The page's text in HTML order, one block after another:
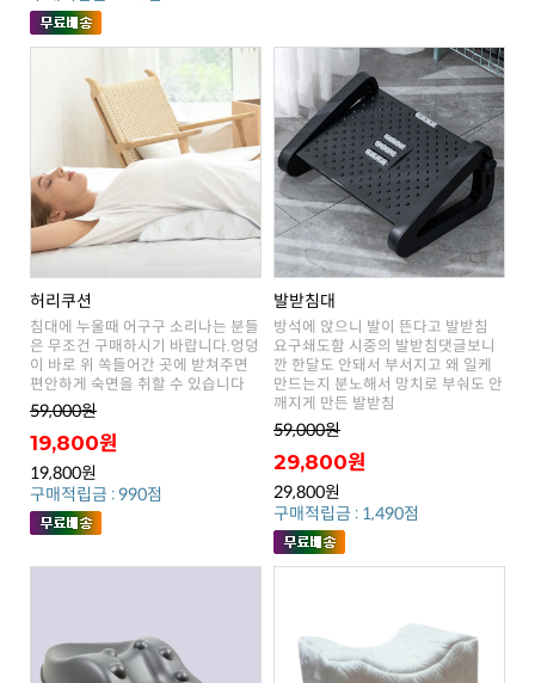
허리쿠션
편안하게 숙면을 취할 수 있습니다
59,000원
19,800원
19,800원
구매적립금 : 990점
발받침대
깨지게 만든 발받침
59,000원
29,800원
29,800원
구매적립금 : 1,490점